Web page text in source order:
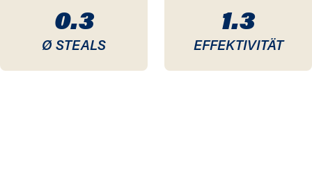
0.3
Ø STEALS
1.3
EFFEKTIVITÄT